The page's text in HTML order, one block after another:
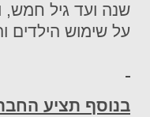
שנה ועד גיל
על שימוש הילדים
בנוסף תציע